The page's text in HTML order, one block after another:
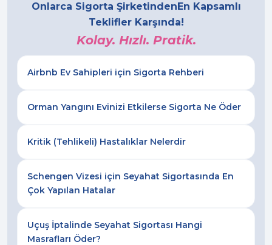
Onlarca Sigorta ŞirketindenEn Kapsamlı
Teklifler Karşında!
Kolay. Hızlı. Pratik.
Airbnb Ev Sahipleri için Sigorta Rehberi
Orman Yangını Evinizi Etkilerse Sigorta Ne Öder
Kritik (Tehlikeli) Hastalıklar Nelerdir
Schengen Vizesi için Seyahat Sigortasında En
Çok Yapılan Hatalar
Uçuş İptalinde Seyahat Sigortası Hangi
Masrafları Öder?